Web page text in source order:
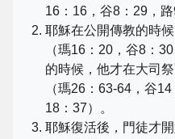
16：16，谷8：29，
耶穌在公開傳教的時
（瑪16：20，谷8：
的時候，他才在大司
（瑪26：63-64，谷
18：37）。
耶穌復活後，門徒才